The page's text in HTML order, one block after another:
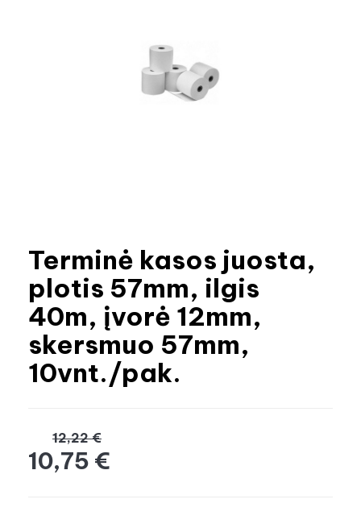
Terminė kasos juosta,
plotis 57mm, ilgis
40m, įvorė 12mm,
skersmuo 57mm,
10vnt./pak.
12,22 €
10,75 €